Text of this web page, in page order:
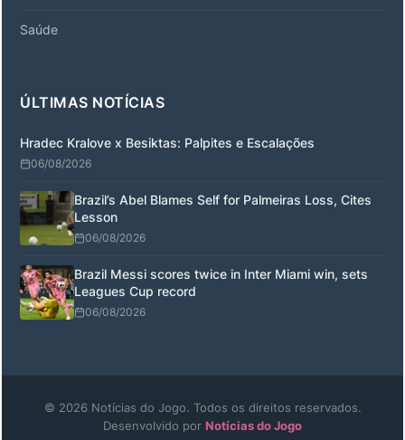
Saúde
ÚLTIMAS NOTÍCIAS
Hradec Kralove x Besiktas: Palpites e Escalações
06/08/2026
Brazil’s Abel Blames Self for Palmeiras Loss, Cites
Lesson
06/08/2026
Brazil Messi scores twice in Inter Miami win, sets
Leagues Cup record
06/08/2026
© 2026 Notícias do Jogo. Todos os direitos reservados.
Desenvolvido por Notícias do Jogo